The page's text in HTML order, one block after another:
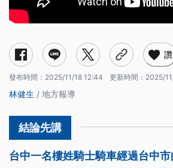
讚
發布時間： 2025/11/18 12:44 更新時間： 2025/
林健生 / 地方報導
台中一名樓姓騎士騎車經過台中